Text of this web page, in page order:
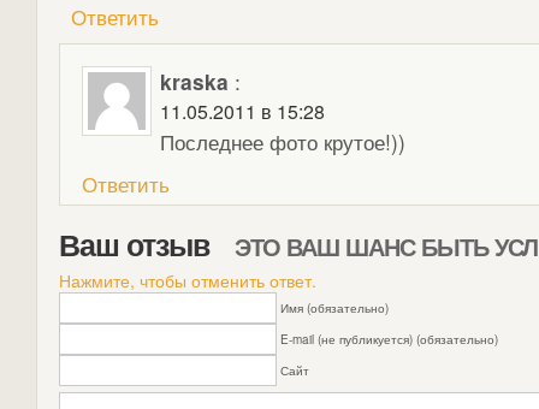
Ответить
kraska :
11.05.2011 в 15:28
Последнее фото крутое!))
Ответить
Ваш отзыв ЭТО ВАШ ШАНС БЫТЬ
Нажмите, чтобы отменить ответ.
Имя (обязательно)
E-mail (не публикуется) (обязательно)
Сайт